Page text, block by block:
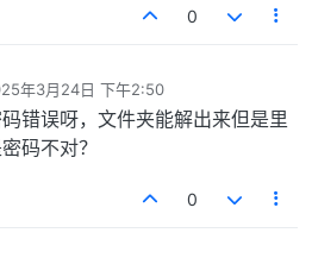
0
年3月24日 下午2:50
辑
错误呀，文件夹能解出来但是里
码不对？
0